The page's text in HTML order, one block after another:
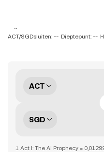
-- ~ --
ACT/SGDsluiten: -- Dieptepunt: --
ACT
SGD
1 Act I: The AI Prophecy =